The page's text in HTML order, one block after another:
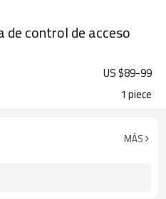
control de acceso
US $89-99
1 piece
MÁS